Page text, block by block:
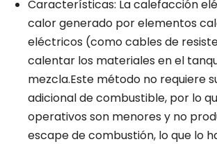
Características: La calefacción
calor generado por elementos
eléctricos (como cables de
calentar los materiales en el
mezcla.Este método no requiere
adicional de combustible, por lo
operativos son menores y no
escape de combustión, lo que lo